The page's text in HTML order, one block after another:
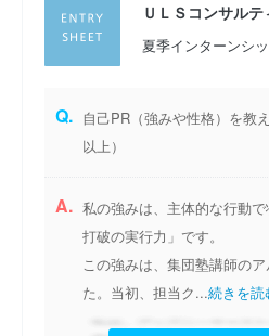
ＵＬＳコンサル
夏季インターンシ
Q. 自己PR（強みや性格）を教
以上）
A. 私の強みは、主体的な行動
打破の実行力」です。
この強みは、集団塾講師の
た。当初、担当ク...続きを読